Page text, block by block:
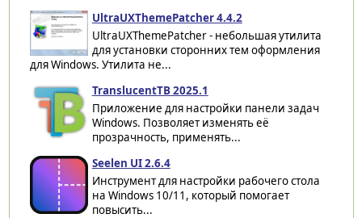
UltraUXThemePatcher 4.4.2
UltraUXThemePatcher - небольшая утилита
для установки сторонних тем оформления
для Windows. Утилита не...
TranslucentTB 2025.1
Приложение для настройки панели задач
Windows. Позволяет изменять её
прозрачность, применять...
Seelen UI 2.6.4
Инструмент для настройки рабочего стола
на Windows 10/11, который помогает
повысить...